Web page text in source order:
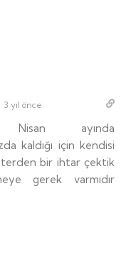
3 yıl önce
Nisan ayında
kaldığı için kendisi
bir ihtar çektik
gerek varmıdır